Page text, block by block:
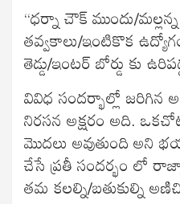
“ధర్నా చౌక్ ముందు/
తవ్వకాలు/ఇంటికొక ఉద్యోగం
తెడ్డు/ఇంటర్ బోర్డు కు
వివిధ సందర్భాల్లో జరిగిన
నిరసన అక్షరం అది.
మొదలు అవుతుంది అని
చేసే ప్రతీ సందర్భం లో
తమ కలల్ని/బతుకుల్ని